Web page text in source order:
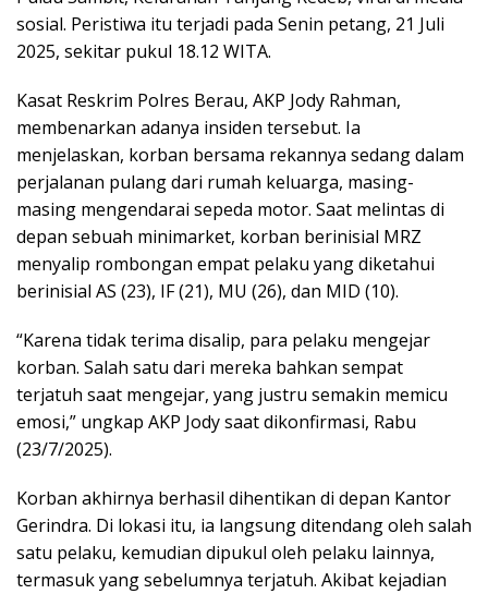
sosial. Peristiwa itu terjadi pada Senin petang, 21 Juli
2025, sekitar pukul 18.12 WITA.
Kasat Reskrim Polres Berau, AKP Jody Rahman,
membenarkan adanya insiden tersebut. Ia
menjelaskan, korban bersama rekannya sedang dalam
perjalanan pulang dari rumah keluarga, masing-
masing mengendarai sepeda motor. Saat melintas di
depan sebuah minimarket, korban berinisial MRZ
menyalip rombongan empat pelaku yang diketahui
berinisial AS (23), IF (21), MU (26), dan MID (10).
“Karena tidak terima disalip, para pelaku mengejar
korban. Salah satu dari mereka bahkan sempat
terjatuh saat mengejar, yang justru semakin memicu
emosi,” ungkap AKP Jody saat dikonfirmasi, Rabu
(23/7/2025).
Korban akhirnya berhasil dihentikan di depan Kantor
Gerindra. Di lokasi itu, ia langsung ditendang oleh salah
satu pelaku, kemudian dipukul oleh pelaku lainnya,
termasuk yang sebelumnya terjatuh. Akibat kejadian